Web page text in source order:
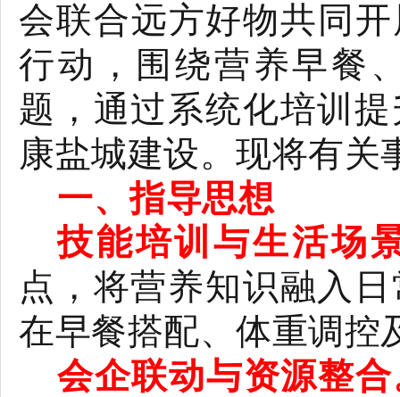
会联合远方好物共同
行动，围绕营养早餐
题，通过系统化培训
康盐城建设。现将有关
一、指导思想
技能培训与生活场
点，将营养知识融入
在早餐搭配、体重调控
会企联动与资源整